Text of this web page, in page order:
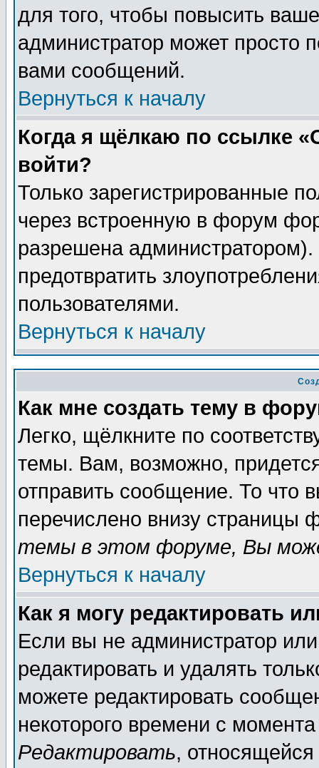
для того, чтобы повысить
администратор может просто
вами сообщений.
Вернуться к началу
Когда я щёлкаю по ссылке
войти?
Только зарегистрированные
через встроенную в форум
разрешена
предотвратить
пользователями.
Вернуться к началу
Как мне создать тему в
Легко, щёлкните по
темы. Вам, возможно,
отправить сообщение. То что
перечислено внизу страницы
темы в этом форуме, Вы
Вернуться к началу
Как я могу редактировать
Если вы не администратор
редактировать и удалять
можете редактировать
некоторого времени с
Редактировать,